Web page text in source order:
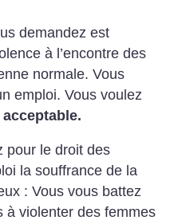
demandez est
à l’encontre des
normale. Vous
emploi. Vous voulez
acceptable.
pour le droit des
la souffrance de la
: Vous vous battez
à violenter des femmes